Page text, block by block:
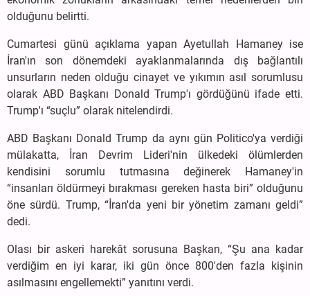
olduğunu belirtti.
Cumartesi günü açıklama yapan Ayetullah Hamaney ise
İran'ın son dönemdeki ayaklanmalarında dış bağlantılı
unsurların neden olduğu cinayet ve yıkımın asıl sorumlusu
olarak ABD Başkanı Donald Trump'ı gördüğünü ifade etti.
Trump'ı “suçlu” olarak nitelendirdi.
ABD Başkanı Donald Trump da aynı gün Politico'ya verdiği
mülakatta, İran Devrim Lideri'nin ülkedeki ölümlerden
kendisini sorumlu tutmasına değinerek Hamaney'in
“insanları öldürmeyi bırakması gereken hasta biri” olduğunu
öne sürdü. Trump, “İran'da yeni bir yönetim zamanı geldi”
dedi.
Olası bir askeri harekât sorusuna Başkan, “Şu ana kadar
verdiğim en iyi karar, iki gün önce 800'den fazla kişinin
asılmasını engellemekti” yanıtını verdi.